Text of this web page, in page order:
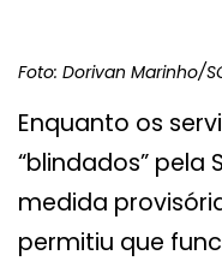
Foto: Dorivan Marinho/
Enquanto os
“blindados” pela
medida
permitiu que